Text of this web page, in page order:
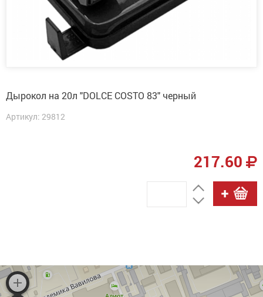
Дырокол на 20л "DOLCE COSTO 83" черный
Артикул: 29812
217.60